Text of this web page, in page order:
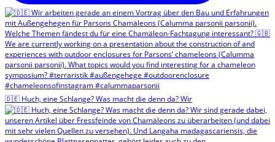
🇩🇪 Huch, eine Schlange? Was macht die denn da? Wir